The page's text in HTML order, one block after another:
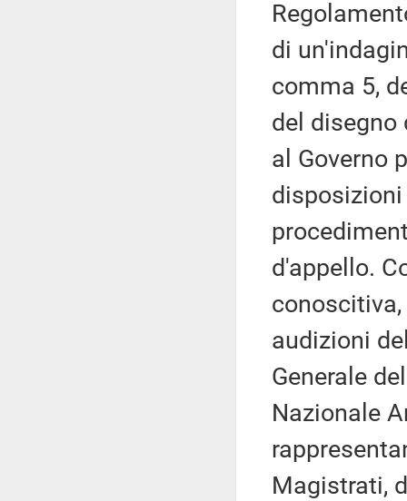
di
comma 5,
del disegno
al Governo
d'appello.
audizioni
Generale
Nazionale
Magistrati,